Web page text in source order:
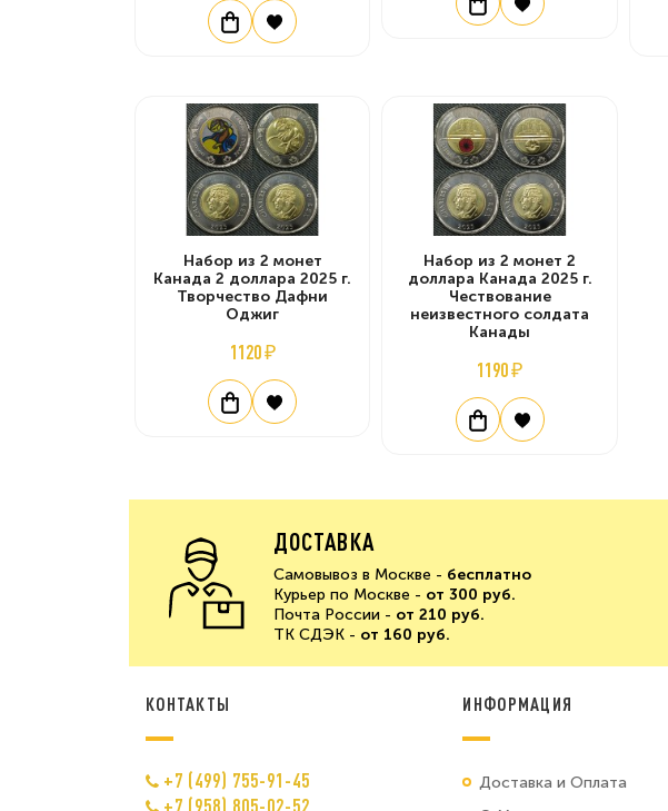
Набор из 2 монет
Канада 2 доллара 2025 г.
Творчество Дафни
Оджиг
1120 ₽
Набор из 2 монет 2
доллара Канада 2025 г.
Чествование
неизвестного солдата
Канады
1190 ₽
ДОСТАВКА
Самовывоз в Москве - бесплатно
Курьер по Москве - от 300 руб.
Почта России - от 210 руб.
ТК СДЭК - от 160 руб.
КОНТАКТЫ
+7 (499) 755-91-45
+7 (958) 805-02-52
ИНФОРМАЦИЯ
Доставка и Оплата